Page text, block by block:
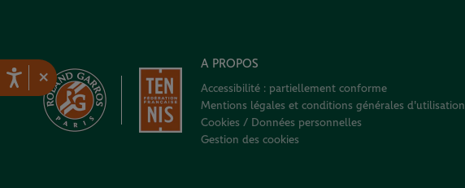
×
A PROPOS
Accessibilité : partiellement conforme
Mentions légales et conditions générales d'utilisation
Cookies / Données personnelles
Gestion des cookies